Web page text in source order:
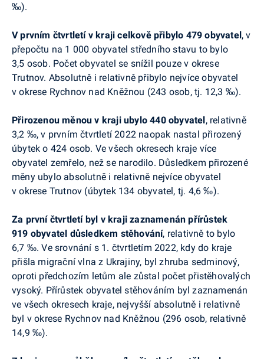
‰).
V prvním čtvrtletí v kraji celkově přibylo 479 obyvatel, v
přepočtu na 1 000 obyvatel středního stavu to bylo
3,5 osob. Počet obyvatel se snížil pouze v okrese
Trutnov. Absolutně i relativně přibylo nejvíce obyvatel
v okrese Rychnov nad Kněžnou (243 osob, tj. 12,3 ‰).
Přirozenou měnou v kraji ubylo 440 obyvatel, relativně
3,2 ‰, v prvním čtvrtletí 2022 naopak nastal přirozený
úbytek o 424 osob. Ve všech okresech kraje více
obyvatel zemřelo, než se narodilo. Důsledkem přirozené
měny ubylo absolutně i relativně nejvíce obyvatel
v okrese Trutnov (úbytek 134 obyvatel, tj. 4,6 ‰).
Za první čtvrtletí byl v kraji zaznamenán přírůstek
919 obyvatel důsledkem stěhování, relativně to bylo
6,7 ‰. Ve srovnání s 1. čtvrtletím 2022, kdy do kraje
přišla migrační vlna z Ukrajiny, byl zhruba sedminový,
oproti předchozím letům ale zůstal počet přistěhovalých
vysoký. Přírůstek obyvatel stěhováním byl zaznamenán
ve všech okresech kraje, nejvyšší absolutně i relativně
byl v okrese Rychnov nad Kněžnou (296 osob, relativně
14,9 ‰).